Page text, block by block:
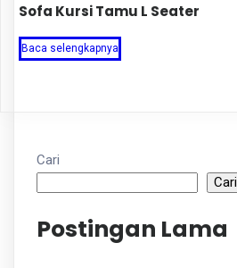
Sofa Kursi Tamu L Seater
Baca selengkapnya
Cari
Cari
Postingan Lama